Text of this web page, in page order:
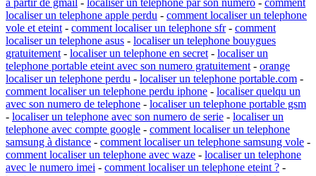
localiser un telephone apple perdu - comment localiser un telephone
vole et eteint - comment localiser un telephone sfr- comment
localiser un telephone asus - localiser un telephone bouygues
gratuitement - localiser un telephone en secret - localiser un
telephone portable eteint avec son numero gratuitement - orange
localiser un telephone perdu - localiser un telephone portable.com -
comment localiser un telephone perdu iphone - localiser quelqu un
avec son numero de telephone - localiser un telephone portable gsm
- localiser un telephone avec son numero de serie - localiser un
telephone avec compte google - comment localiser un telephone
samsung à distance - comment localiser un telephone samsung vole -
comment localiser un telephone avec waze - localiser un telephone
avec le numero imei - comment localiser un telephone eteint ? -